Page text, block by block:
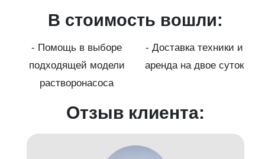
В стоимость вошли:
- Помощь в выборе
подходящей модели
растворонасоса
- Доставка техники и
аренда на двое суток
Отзыв клиента: